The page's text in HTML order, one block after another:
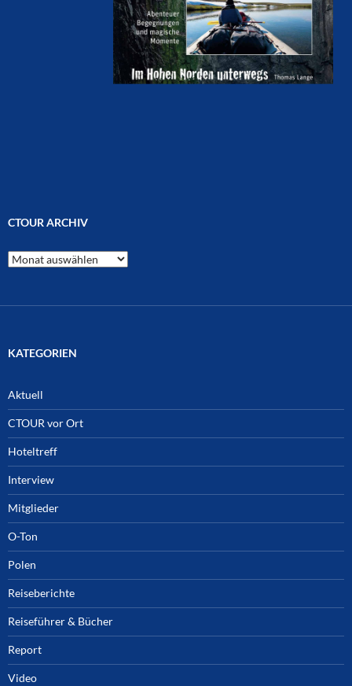
CTOUR ARCHIV
CTOUR
Archiv
KATEGORIEN
Aktuell
CTOUR vor Ort
Hoteltreff
Interview
Mitglieder
O-Ton
Polen
Reiseberichte
Reiseführer & Bücher
Report
Video